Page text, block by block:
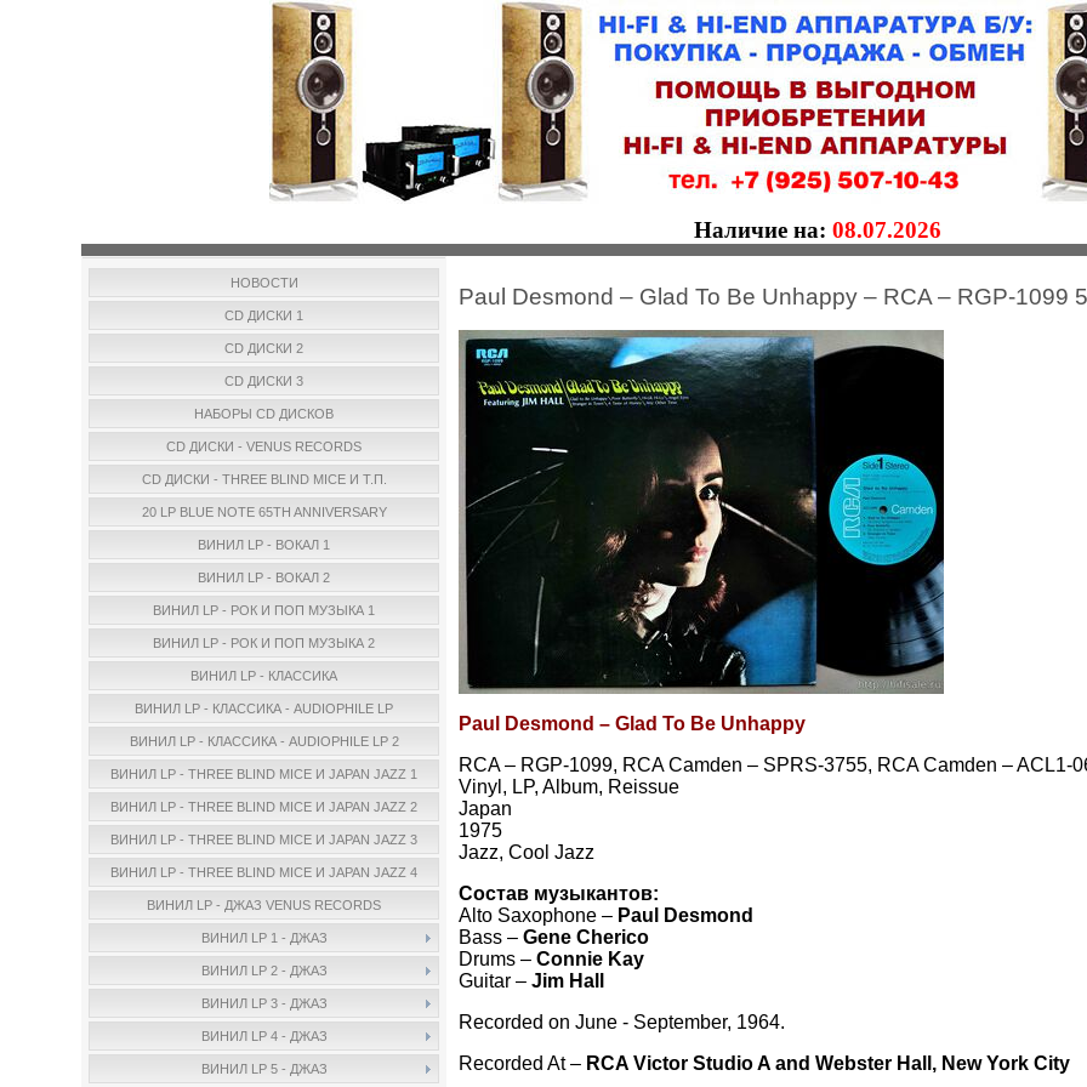
Наличие на: 08.07.2026
НОВОСТИ
CD ДИСКИ 1
CD ДИСКИ 2
CD ДИСКИ 3
НАБОРЫ CD ДИСКОВ
CD ДИСКИ - VENUS RECORDS
CD ДИСКИ - THREE BLIND MICE И Т.П.
20 LP BLUE NOTE 65TH ANNIVERSARY
ВИНИЛ LP - ВОКАЛ 1
ВИНИЛ LP - ВОКАЛ 2
ВИНИЛ LP - РОК И ПОП МУЗЫКА 1
ВИНИЛ LP - РОК И ПОП МУЗЫКА 2
ВИНИЛ LP - КЛАССИКА
ВИНИЛ LP - КЛАССИКА - AUDIOPHILE LP
ВИНИЛ LP - КЛАССИКА - AUDIOPHILE LP 2
ВИНИЛ LP - THREE BLIND MICE И JAPAN JAZZ 1
ВИНИЛ LP - THREE BLIND MICE И JAPAN JAZZ 2
ВИНИЛ LP - THREE BLIND MICE И JAPAN JAZZ 3
ВИНИЛ LP - THREE BLIND MICE И JAPAN JAZZ 4
ВИНИЛ LP - ДЖАЗ VENUS RECORDS
ВИНИЛ LP 1 - ДЖАЗ
ВИНИЛ LP 2 - ДЖАЗ
ВИНИЛ LP 3 - ДЖАЗ
ВИНИЛ LP 4 - ДЖАЗ
ВИНИЛ LP 5 - ДЖАЗ
Paul Desmond – Glad To Be Unhappy – RCA – RGP-1099
Paul Desmond – Glad To Be Unhappy
RCA – RGP-1099, RCA Camden – SPRS-3755, RCA Camden – ACL1-
Vinyl, LP, Album, Reissue
Japan
1975
Jazz, Cool Jazz
Состав музыкантов:
Alto Saxophone – Paul Desmond
Bass –Gene Cherico
Drums –Connie Kay
Guitar –Jim Hall
Recorded on June - September, 1964.
Recorded At – RCA Victor Studio A and Webster Hall, New York City